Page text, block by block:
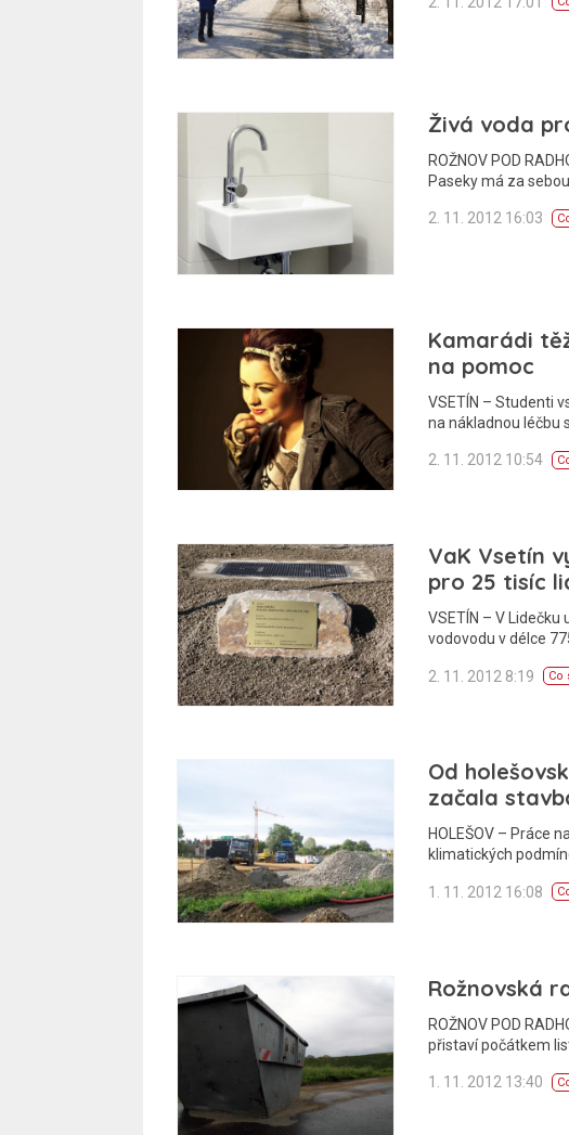
Živá voda
ROŽNOV POD
Paseky má za
2. 11. 2012 16:03
Kamarádi
na pomoc
VSETÍN – Studenti
na nákladnou léčbu
2. 11. 2012 10:54
VaK Vsetín
pro 25 tisíc
VSETÍN – V
vodovodu v délce
2. 11. 2012 8:19 Co
Od
začala
HOLEŠOV – Práce
klimatických
1. 11. 2012 16:08
Rožnovská
ROŽNOV POD
přistaví počátkem
1. 11. 2012 13:40